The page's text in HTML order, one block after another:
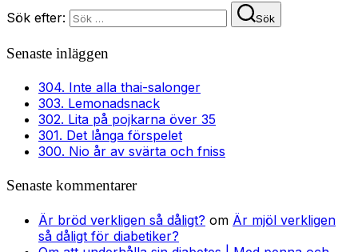
Sök efter: Sök
Senaste inläggen
304. Inte alla thai-salonger
303. Lemonadsnack
302. Lita på pojkarna över 35
301. Det långa förspelet
300. Nio år av svärta och fniss
Senaste kommentarer
Är bröd verkligen så dåligt? om Är mjöl verkligen
så dåligt för diabetiker?